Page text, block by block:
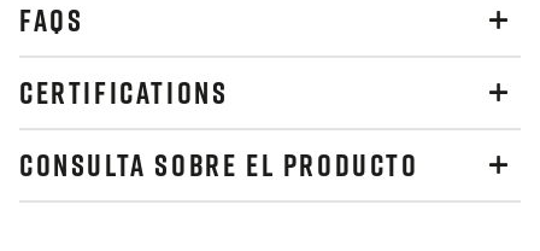
FAQS
CERTIFICATIONS
CONSULTA SOBRE EL PRODUCTO